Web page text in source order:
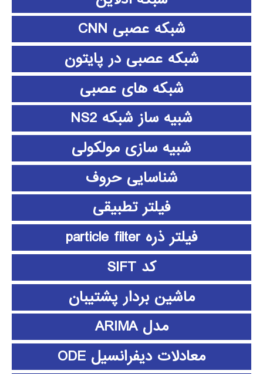
شبکه عصبی CNN
شبکه عصبی در پایتون
شبکه های عصبی
شبیه ساز شبکه NS2
شبیه سازی مولکولی
شناسایی حروف
فیلتر تطبیقی
فیلتر ذره particle filter
کد SIFT
ماشین بردار پشتیبان
مدل ARIMA
معادلات دیفرانسیل ODE